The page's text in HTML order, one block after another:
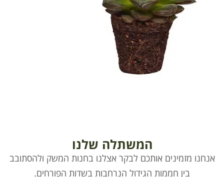
המשתלה שלנו
אנחנו מזמינים אותכם לבקר אצלנו בחנות המשק ולהסתובב
בין חממות הגידול הנרחבות בשדות הפורחים.